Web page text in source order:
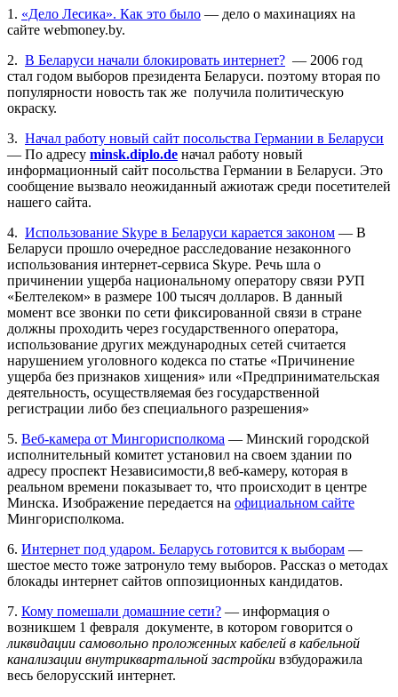
1. «Дело Лесика». Как это было — дело о махинациях на
сайте webmoney.by.
2. В Беларуси начали блокировать интернет? — 2006 год
стал годом выборов президента Беларуси. поэтому вторая по
популярности новость так же получила политическую
окраску.
3. Начал работу новый сайт посольства Германии в Беларуси
— По адресу minsk.diplo.de начал работу новый
информационный сайт посольства Германии в Беларуси. Это
сообщение вызвало неожиданный ажиотаж среди посетителей
нашего сайта.
4. Использование Skype в Беларуси карается законом — В
Беларуси прошло очередное расследование незаконного
использования интернет-сервиса Skype. Речь шла о
причинении ущерба национальному оператору связи РУП
«Белтелеком» в размере 100 тысяч долларов. В данный
момент все звонки по сети фиксированной связи в стране
должны проходить через государственного оператора,
использование других международных сетей считается
нарушением уголовного кодекса по статье «Причинение
ущерба без признаков хищения» или «Предпринимательская
деятельность, осуществляемая без государственной
регистрации либо без специального разрешения»
5. Веб-камера от Мингорисполкома — Минский городской
исполнительный комитет установил на своем здании по
адресу проспект Независимости,8 веб-камеру, которая в
реальном времени показывает то, что происходит в центре
Минска. Изображение передается на официальном сайте
Мингорисполкома.
6. Интернет под ударом. Беларусь готовится к выборам —
шестое место тоже затронуло тему выборов. Рассказ о методах
блокады интернет сайтов оппозиционных кандидатов.
7. Кому помешали домашние сети? — информация о
возникшем 1 февраля документе, в котором говорится о
ликвидации самовольно проложенных кабелей в кабельной
канализации внутриквартальной застройки взбудоражила
весь белорусский интернет.